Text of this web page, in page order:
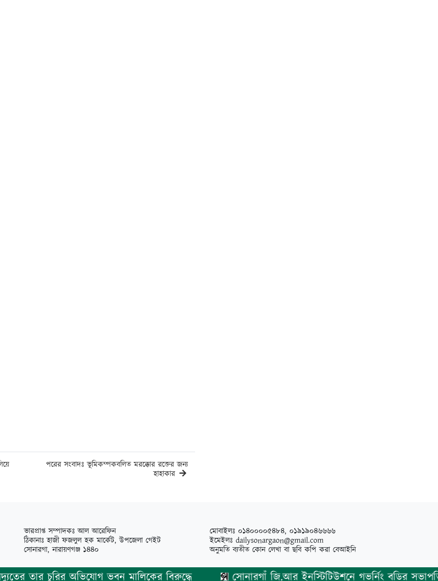
পরের সংবাদঃ ভূমিকম্পকবলিত মরক্কোর রক্তের জন্য
হাহাকার
ভারপ্রাপ্ত সম্পাদকঃ আল আরেফিন
ঠিকানাঃ হাজী ফজলুল হক মার্কেট, উপজেলা গেইট
সোনারগা, নারায়ণগঞ্জ ১৪৪০
মোবাইলঃ ০১৪০০০০৫৪৮৪, ০১৯১৯০৪৬৬৬৬
ইমেইলঃ dailysonargaon@gmail.com
অনুমতি ব্যতীত কোন লেখা বা ছবি কপি করা বেআইনি
তার চুরির অভিযোগ ভবন মালিকের বিরুদ্ধে সোনারগাঁ জি.আর ইনস্টিটিউশনে গভর্নিং বডির সভাপতি